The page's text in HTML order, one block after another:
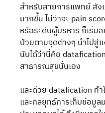
สำหรับสายการแพทย์ สัง
มากขึ้น ไม่ว่าจะ pain
หรือระดับผู้บริหาร ก็เริ่ม
ป่วยตามจุดต่างๆ นำไป
นับได้ว่านี่คือ
สาธารณสุขนั่นเอง
และด้วย datafication ท
และกลยุทธ์การเก็บข้อมูล